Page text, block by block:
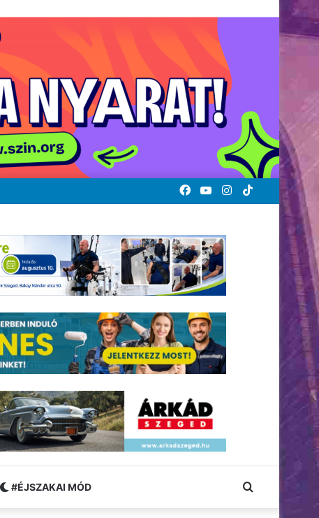
TikTok
Instagram
YouTube
Facebook
#ÉJSZAKAI MÓD Keresés: